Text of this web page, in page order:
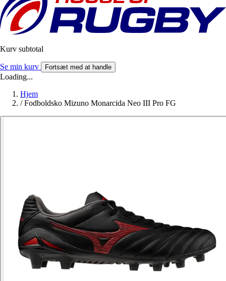
Kurv subtotal
Se min kurv Fortsæt med at handle
Loading...
Hjem
/ Fodboldsko Mizuno Monarcida Neo III Pro FG